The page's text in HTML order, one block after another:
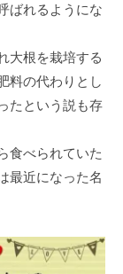
ばれるようにな
大根を栽培する
料の代わりとし
たという説も存
食べられていた
最近になった名